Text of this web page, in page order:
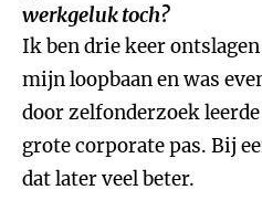
werkgeluk toch?
Ik ben drie keer
mijn loopbaan en was
door zelfonderzoek
grote corporate pas. Bij
dat later veel beter.